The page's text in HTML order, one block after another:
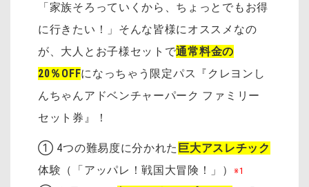
「家族そろっていくから、ちょっとでもお得
に行きたい！」そんな皆様にオススメなの
が、大人とお子様セットで通常料金の
20％OFFになっちゃう限定パス『クレヨンし
んちゃんアドベンチャーパーク ファミリー
セット券』！
① 4つの難易度に分かれた 巨大アスレチック
体験（「アッパレ！戦国大冒険！」）
※1